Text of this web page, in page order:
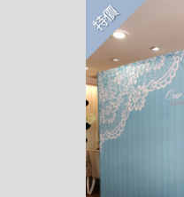
特價